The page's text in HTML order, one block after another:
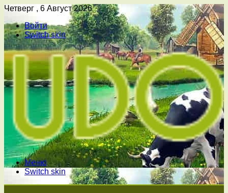
Четверг , 6 Август 2026
Войти
Switch skin
Меню
Switch skin